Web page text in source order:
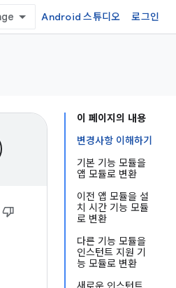
Android 스튜디오 로그인
이 페이지의 내용
변경사항 이해하기
기본 기능 모듈을
앱 모듈로 변환
이전 앱 모듈을 설
치 시간 기능 모듈
로 변환
다른 기능 모듈을
인스턴트 지원 기
능 모듈로 변환